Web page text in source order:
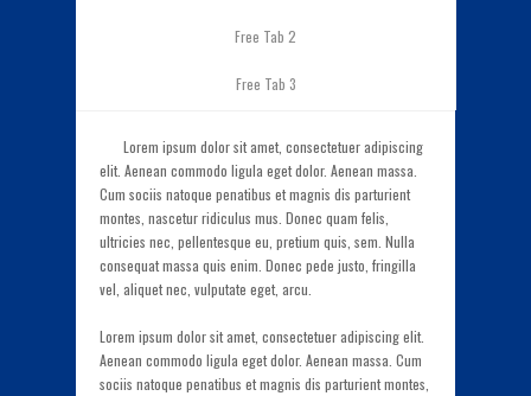
Free Tab 2
Free Tab 3
Lorem ipsum dolor sit amet, consectetuer adipiscing
elit. Aenean commodo ligula eget dolor. Aenean massa.
Cum sociis natoque penatibus et magnis dis parturient
montes, nascetur ridiculus mus. Donec quam felis,
ultricies nec, pellentesque eu, pretium quis, sem. Nulla
consequat massa quis enim. Donec pede justo, fringilla
vel, aliquet nec, vulputate eget, arcu.
Lorem ipsum dolor sit amet, consectetuer adipiscing elit.
Aenean commodo ligula eget dolor. Aenean massa. Cum
sociis natoque penatibus et magnis dis parturient montes,